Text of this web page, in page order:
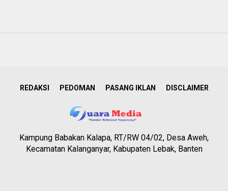
REDAKSI PEDOMAN PASANG IKLAN DISCLAIMER
Kampung Babakan Kalapa, RT/RW 04/02, Desa Aweh,
Kecamatan Kalanganyar, Kabupaten Lebak, Banten